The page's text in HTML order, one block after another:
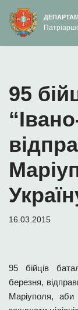
вмісту
Перейти
до
95
16.03.2015
95 бійців
березня,
Маріуполя, аби